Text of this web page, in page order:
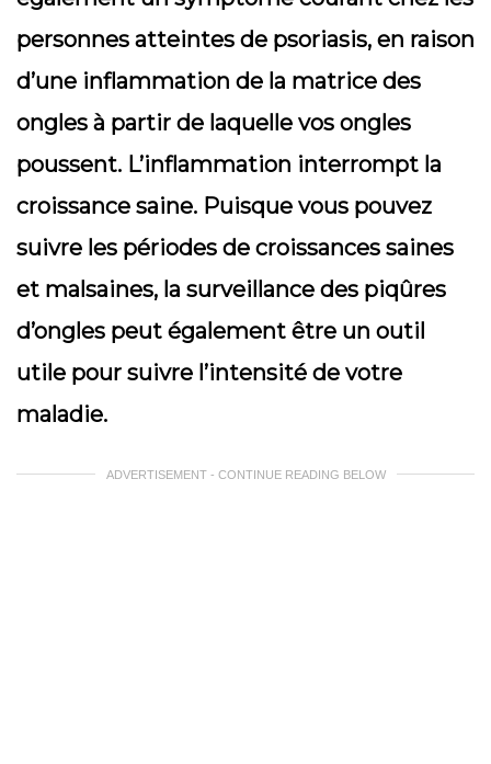
personnes atteintes de psoriasis, en raison
d’une inflammation de la matrice des
ongles à partir de laquelle vos ongles
poussent. L’inflammation interrompt la
croissance saine. Puisque vous pouvez
suivre les périodes de croissances saines
et malsaines, la surveillance des piqûres
d’ongles peut également être un outil
utile pour suivre l’intensité de votre
maladie.
ADVERTISEMENT - CONTINUE READING BELOW